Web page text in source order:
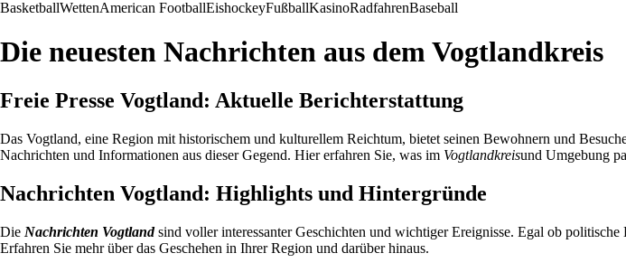
BasketballWettenAmerican FootballEishockeyFußballKasinoRadfahrenBaseball
Die neuesten Nachrichten aus dem Vogtlandkreis
Freie Presse Vogtland: Aktuelle Berichterstattung
Das Vogtland, eine Region mit historischem und kulturellem Reichtum, bietet seinen Bewohnern und
Nachrichten und Informationen aus dieser Gegend. Hier erfahren Sie, was im Vogtlandkreisund Umgebung
Nachrichten Vogtland: Highlights und Hintergründe
Die Nachrichten Vogtland sind voller interessanter Geschichten und wichtiger Ereignisse. Egal ob
Erfahren Sie mehr über das Geschehen in Ihrer Region und darüber hinaus.